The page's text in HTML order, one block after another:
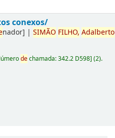
conexos/
nador] |SIMÃO FILHO, Adalberto
dechamada:342.2 D598](2).